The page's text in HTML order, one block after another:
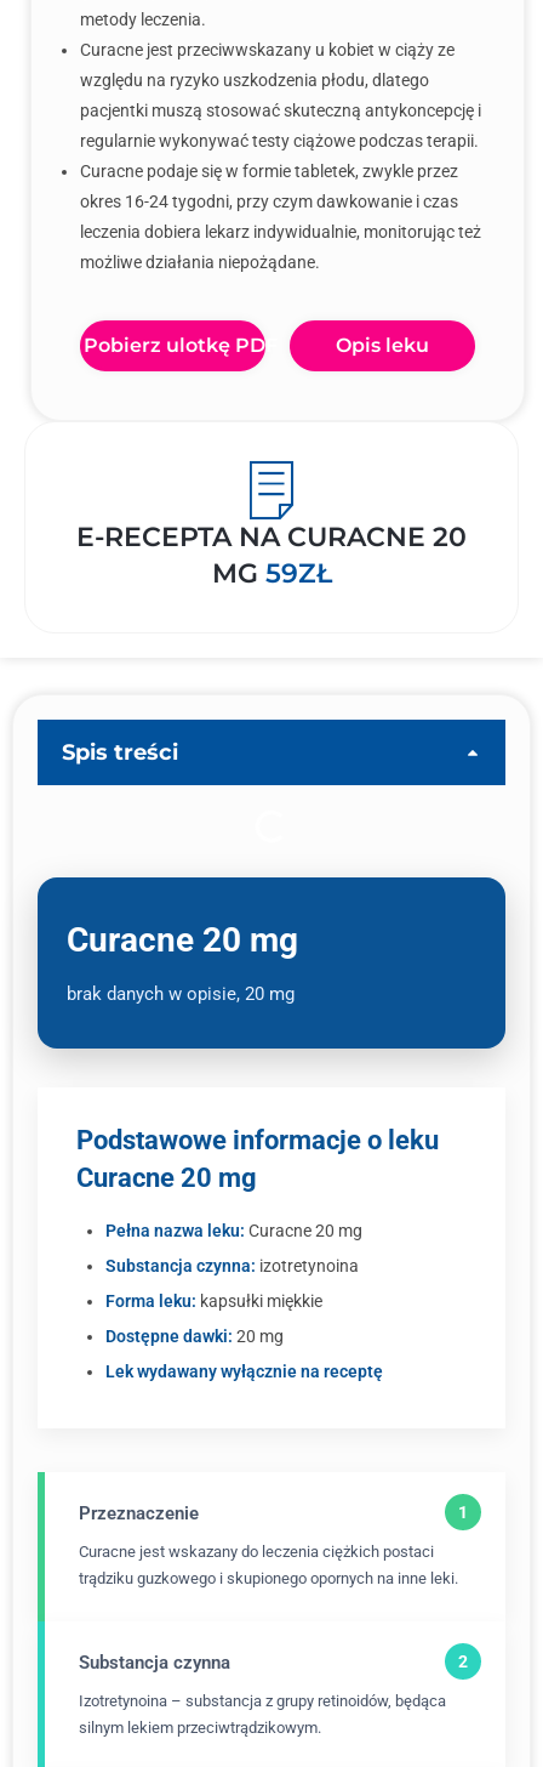
metody leczenia.
Curacne jest przeciwwskazany u kobiet w ciąży ze
względu na ryzyko uszkodzenia płodu, dlatego
pacjentki muszą stosować skuteczną antykoncepcję i
regularnie wykonywać testy ciążowe podczas terapii.
Curacne podaje się w formie tabletek, zwykle przez
okres 16-24 tygodni, przy czym dawkowanie i czas
leczenia dobiera lekarz indywidualnie, monitorując też
możliwe działania niepożądane.
Pobierz ulotkę PDF Opis leku
E-RECEPTA NA CURACNE 20
MG 59ZŁ
Spis treści
Curacne 20 mg
brak danych w opisie, 20 mg
Podstawowe informacje o leku
Curacne 20 mg
Pełna nazwa leku: Curacne 20 mg
Substancja czynna: izotretynoina
Forma leku: kapsułki miękkie
Dostępne dawki: 20 mg
Lek wydawany wyłącznie na receptę
Przeznaczenie
Curacne jest wskazany do leczenia ciężkich postaci
trądziku guzkowego i skupionego opornych na inne leki.
Substancja czynna
Izotretynoina – substancja z grupy retinoidów, będąca
silnym lekiem przeciwtrądzikowym.